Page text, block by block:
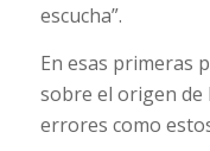
escucha”.
En esas primeras
sobre el origen de
errores como